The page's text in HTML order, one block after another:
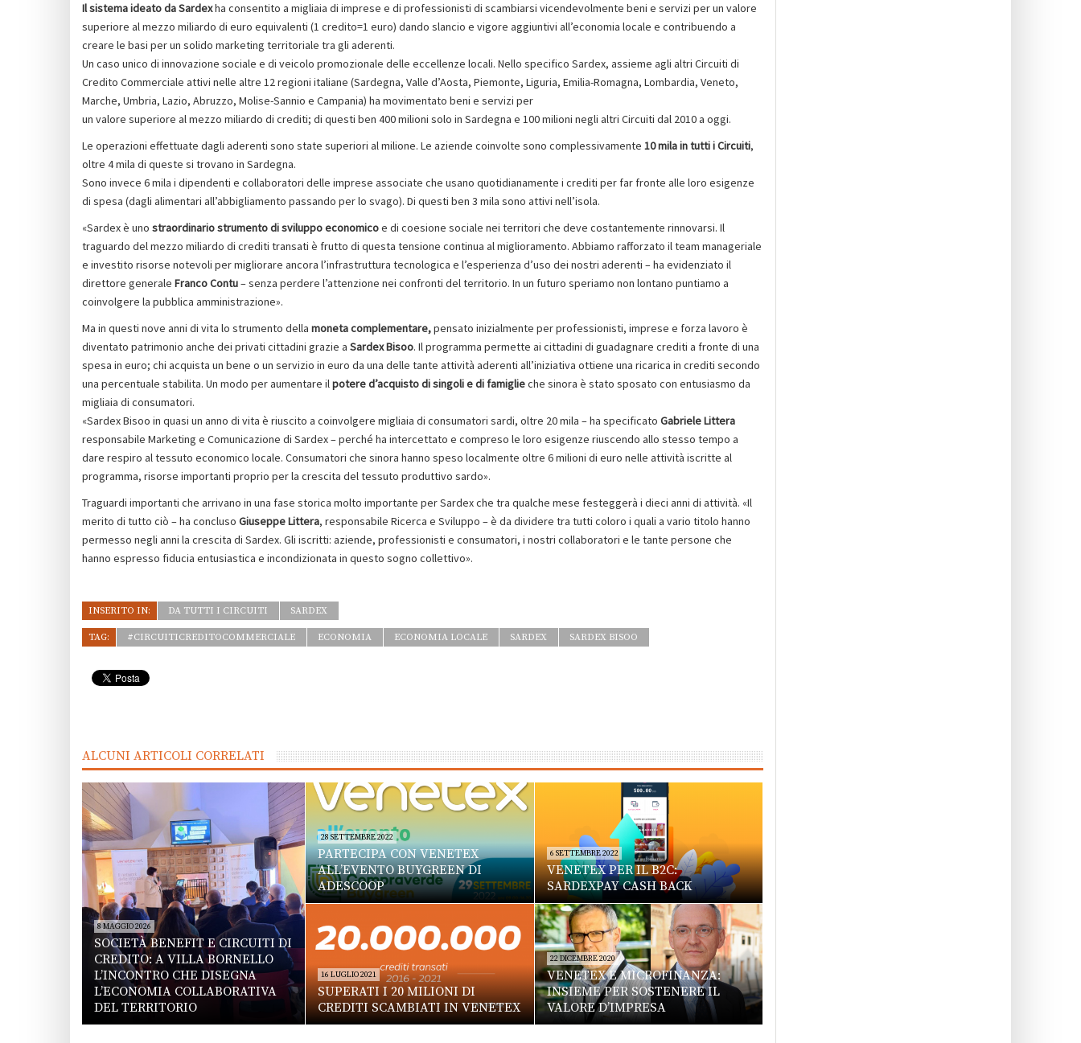
Il sistema ideato da Sardexha consentito a migliaia di imprese e di professionisti di scambiarsi vicendevolmente beni e servizi per un valore
superiore al mezzo miliardo di euro equivalenti (1 credito=1 euro) dando slancio e vigore aggiuntivi all’economia locale e contribuendo a
creare le basi per un solido marketing territoriale tra gli aderenti.
Un caso unico di innovazione sociale e di veicolo promozionale delle eccellenze locali. Nello specifico Sardex, assieme agli altri Circuiti di
Credito Commerciale attivi nelle altre 12 regioni italiane (Sardegna, Valle d’Aosta, Piemonte, Liguria, Emilia-Romagna, Lombardia, Veneto,
Marche, Umbria, Lazio, Abruzzo, Molise-Sannio e Campania) ha movimentato beni e servizi per
un valore superiore al mezzo miliardo di crediti; di questi ben 400 milioni solo in Sardegna e 100 milioni negli altri Circuiti dal 2010 a oggi.
Le operazioni effettuate dagli aderenti sono state superiori al milione. Le aziende coinvolte sono complessivamente 10 mila in tutti i Circuiti,
oltre 4 mila di queste si trovano in Sardegna.
Sono invece 6 mila i dipendenti e collaboratori delle imprese associate che usano quotidianamente i crediti per far fronte alle loro esigenze
di spesa (dagli alimentari all’abbigliamento passando per lo svago). Di questi ben 3 mila sono attivi nell’isola.
«Sardex è uno straordinario strumento di sviluppo economicoe di coesione sociale nei territori che deve costantemente rinnovarsi. Il
traguardo del mezzo miliardo di crediti transati è frutto di questa tensione continua al miglioramento. Abbiamo rafforzato il team manageriale
e investito risorse notevoli per migliorare ancora l’infrastruttura tecnologica e l’esperienza d’uso dei nostri aderenti – ha evidenziato il
direttore generale Franco Contu– senza perdere l’attenzione nei confronti del territorio. In un futuro speriamo non lontano puntiamo a
coinvolgere la pubblica amministrazione».
Ma in questi nove anni di vita lo strumento della moneta complementare,pensato inizialmente per professionisti, imprese e forza lavoro è
diventato patrimonio anche dei privati cittadini grazie a Sardex Bisoo. Il programma permette ai cittadini di guadagnare crediti a fronte di una
spesa in euro; chi acquista un bene o un servizio in euro da una delle tante attività aderenti all’iniziativa ottiene una ricarica in crediti secondo
una percentuale stabilita. Un modo per aumentare ilpotere d’acquisto di singoli e di famiglieche sinora è stato sposato con entusiasmo da
migliaia di consumatori.
«Sardex Bisoo in quasi un anno di vita è riuscito a coinvolgere migliaia di consumatori sardi, oltre 20 mila – ha specificato Gabriele Littera
responsabile Marketing e Comunicazione di Sardex – perché ha intercettato e compreso le loro esigenze riuscendo allo stesso tempo a
dare respiro al tessuto economico locale. Consumatori che sinora hanno speso localmente oltre 6 milioni di euro nelle attività iscritte al
programma, risorse importanti proprio per la crescita del tessuto produttivo sardo».
Traguardi importanti che arrivano in una fase storica molto importante per Sardex che tra qualche mese festeggerà i dieci anni di attività. «Il
merito di tutto ciò – ha concluso Giuseppe Littera, responsabile Ricerca e Sviluppo – è da dividere tra tutti coloro i quali a vario titolo hanno
permesso negli anni la crescita di Sardex. Gli iscritti: aziende, professionisti e consumatori, i nostri collaboratori e le tante persone che
hanno espresso fiducia entusiastica e incondizionata in questo sogno collettivo».
INSERITO IN: DA TUTTI I CIRCUITI SARDEX
TAG: #CIRCUITICREDITOCOMMERCIALE ECONOMIA ECONOMIA LOCALE SARDEX SARDEX BISOO
ALCUNI ARTICOLI CORRELATI
8 MAGGIO 2026
SOCIETÀ BENEFIT E CIRCUITI DI
CREDITO: A VILLA BORNELLO
L’INCONTRO CHE DISEGNA
L’ECONOMIA COLLABORATIVA
DEL TERRITORIO
28 SETTEMBRE 2022
PARTECIPA CON VENETEX
ALL’EVENTO BUYGREEN DI
ADESCOOP
6 SETTEMBRE 2022
VENETEX PER IL B2C:
SARDEXPAY CASH BACK
16 LUGLIO 2021
SUPERATI I 20 MILIONI DI
CREDITI SCAMBIATI IN VENETEX
22 DICEMBRE 2020
VENETEX E MICROFINANZA:
INSIEME PER SOSTENERE IL
VALORE D’IMPRESA